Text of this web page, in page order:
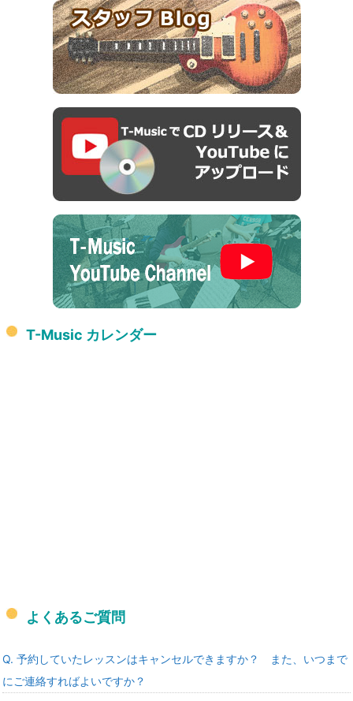
T-Music カレンダー
よくあるご質問
Q. 予約していたレッスンはキャンセルできますか？ また、いつまで
にご連絡すればよいですか？